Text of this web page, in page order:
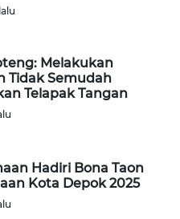
Melakukan
Tidak Semudah
Telapak Tangan
Hadiri Bona Taon
Kota Depok 2025